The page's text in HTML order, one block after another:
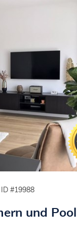
ID #19988
und